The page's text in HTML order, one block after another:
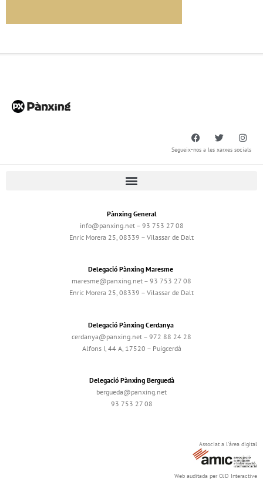
Segueix-nos a les xarxes socials
Pànxing General
info@panxing.net – 93 753 27 08
Enric Morera 25, 08339 – Vilassar de Dalt
Delegació Pànxing Maresme
maresme@panxing.net – 93 753 27 08
Enric Morera 25, 08339 – Vilassar de Dalt
Delegació Pànxing Cerdanya
cerdanya@panxing.net – 972 88 24 28
Alfons I, 44 A, 17520 – Puigcerdà
Delegació Pànxing Berguedà
bergueda@panxing.net
93 753 27 08
Associat a l'àrea digital
Web auditada per OJD Interactive